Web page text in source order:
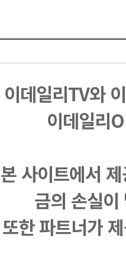
이데일리TV와
이데일리
본 사이트에서
금의 손실
또한 파트너가